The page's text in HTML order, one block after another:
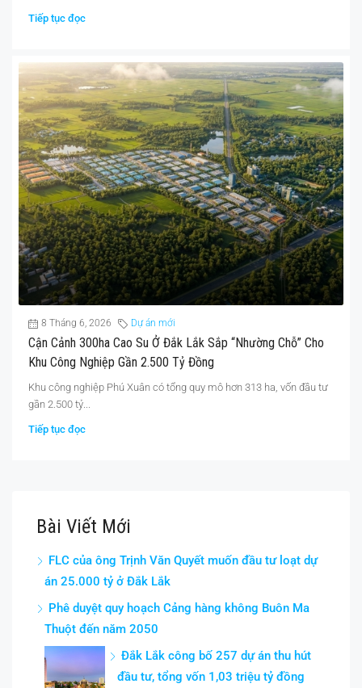
Tiếp tục đọc
8 Tháng 6, 2026 Dự án mới
Cận Cảnh 300ha Cao Su Ở Đắk Lắk Sắp “nhường Chỗ” Cho
Khu Công Nghiệp Gần 2.500 Tỷ Đồng
Khu công nghiệp Phú Xuân có tổng quy mô hơn 313 ha, vốn đầu tư
gần 2.500 tỷ...
Tiếp tục đọc
Bài Viết Mới
FLC của ông Trịnh Văn Quyết muốn đầu tư loạt dự
án 25.000 tỷ ở Đắk Lắk
Phê duyệt quy hoạch Cảng hàng không Buôn Ma
Thuột đến năm 2050
Đắk Lắk công bố 257 dự án thu hút
đầu tư, tổng vốn 1,03 triệu tỷ đồng